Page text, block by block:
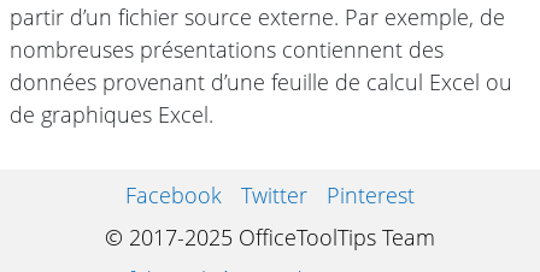
partir d’un fichier source externe. Par exemple, de
nombreuses présentations contiennent des
données provenant d’une feuille de calcul Excel ou
de graphiques Excel.
Facebook Twitter
Pinterest
© 2017-2025 OfficeToolTips Team